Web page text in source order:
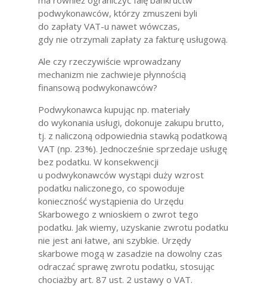
podwykonawców, którzy zmuszeni byli
do zapłaty VAT-u nawet wówczas,
gdy nie otrzymali zapłaty za fakturę usługową.
Ale czy rzeczywiście wprowadzany
mechanizm nie zachwieje płynnością
finansową podwykonawców?
Podwykonawca kupując np. materiały
do wykonania usługi, dokonuje zakupu brutto,
tj. z naliczoną odpowiednia stawką podatkową
VAT (np. 23%). Jednocześnie sprzedaje usługę
bez podatku. W konsekwencji
u podwykonawców wystąpi duży wzrost
podatku naliczonego, co spowoduje
konieczność wystąpienia do Urzędu
Skarbowego z wnioskiem o zwrot tego
podatku. Jak wiemy, uzyskanie zwrotu podatku
nie jest ani łatwe, ani szybkie. Urzędy
skarbowe mogą w zasadzie na dowolny czas
odraczać sprawę zwrotu podatku, stosując
chociażby art. 87 ust. 2 ustawy o VAT.